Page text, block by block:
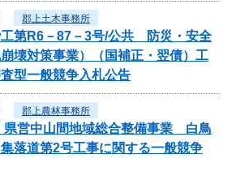
郡上土木事務所
工第R6－87－3号/公共 防災・安全
壊対策事業）（国補正・翌債）工
型一般競争入札公告
郡上農林事務所
県営中山間地域総合整備事業 白鳥
落道第2号工事に関する一般競争